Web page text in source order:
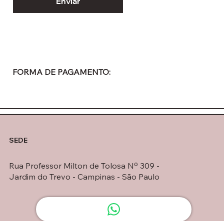
FORMA DE PAGAMENTO:
SEDE
Rua Professor Milton de Tolosa Nº 309 -
Jardim do Trevo - Campinas - São Paulo